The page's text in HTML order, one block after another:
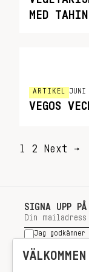
MED
ARTIKEL
VEGOS
1 2 Next →
SIGNA UPP
Jag godkänner
SIGNA UPP